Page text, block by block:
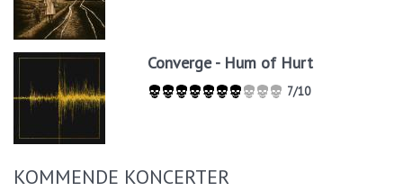
Converge - Hum of Hurt
7/10
KOMMENDE KONCERTER